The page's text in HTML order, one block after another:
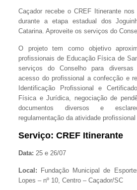
Caçador recebe o CREF Itinerante
durante a etapa estadual dos
Catarina. Aproveite os serviços do
O projeto tem como objetivo
profissionais de Educação Física de
serviços do Conselho para
acesso do profissional a confecção e
Identificação Profissional e
Física e Jurídica, negociação de
documentos diversos e
regulamentação da atividade
Serviço: CREF Itinerante
Data: 25 e 26/07
Local: Fundação Municipal de
Lopes – nº 10, Centro – Caçador/SC